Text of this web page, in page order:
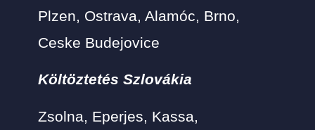
Plzen, Ostrava, Alamóc, Brno,
Ceske Budejovice
Költöztetés Szlovákia
Zsolna, Eperjes, Kassa,